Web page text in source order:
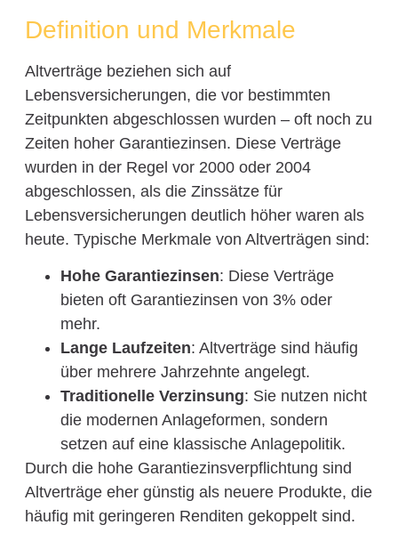
Definition und Merkmale
Altverträge beziehen sich auf
Lebensversicherungen, die vor bestimmten
Zeitpunkten abgeschlossen wurden – oft noch zu
Zeiten hoher Garantiezinsen. Diese Verträge
wurden in der Regel vor 2000 oder 2004
abgeschlossen, als die Zinssätze für
Lebensversicherungen deutlich höher waren als
heute. Typische Merkmale von Altverträgen sind:
Hohe Garantiezinsen: Diese Verträge
bieten oft Garantiezinsen von 3% oder
mehr.
Lange Laufzeiten: Altverträge sind häufig
über mehrere Jahrzehnte angelegt.
Traditionelle Verzinsung: Sie nutzen nicht
die modernen Anlageformen, sondern
setzen auf eine klassische Anlagepolitik.
Durch die hohe Garantiezinsverpflichtung sind
Altverträge eher günstig als neuere Produkte, die
häufig mit geringeren Renditen gekoppelt sind.